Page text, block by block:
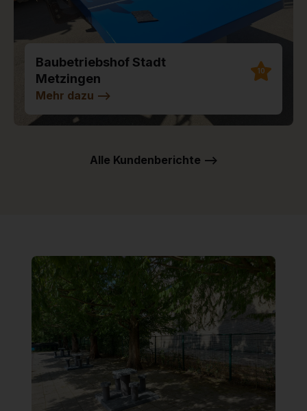
Baubetriebshof Stadt
Metzingen
10
Mehr dazu -->
Alle Kundenberichte -->